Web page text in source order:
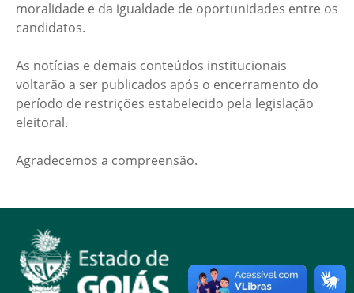
moralidade e da igualdade de oportunidades entre os
candidatos.
As notícias e demais conteúdos institucionais
voltarão a ser publicados após o encerramento do
período de restrições estabelecido pela legislação
eleitoral.
Agradecemos a compreensão.